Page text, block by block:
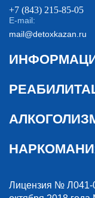
+7 (843) 215-85-05
E-mail:
mail@detoxkazan.ru
Лицензия № Л041-